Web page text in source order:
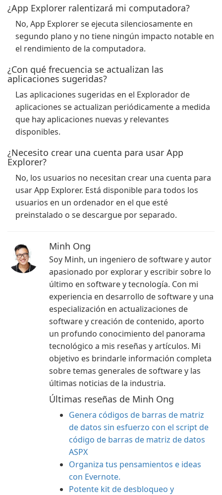
¿App Explorer ralentizará mi computadora?
No, App Explorer se ejecuta silenciosamente en
segundo plano y no tiene ningún impacto notable en
el rendimiento de la computadora.
¿Con qué frecuencia se actualizan las
aplicaciones sugeridas?
Las aplicaciones sugeridas en el Explorador de
aplicaciones se actualizan periódicamente a medida
que hay aplicaciones nuevas y relevantes
disponibles.
¿Necesito crear una cuenta para usar App
Explorer?
No, los usuarios no necesitan crear una cuenta para
usar App Explorer. Está disponible para todos los
usuarios en un ordenador en el que esté
preinstalado o se descargue por separado.
Minh Ong
Soy Minh, un ingeniero de software y autor
apasionado por explorar y escribir sobre lo
último en software y tecnología. Con mi
experiencia en desarrollo de software y una
especialización en actualizaciones de
software y creación de contenido, aporto
un profundo conocimiento del panorama
tecnológico a mis reseñas y artículos. Mi
objetivo es brindarle información completa
sobre temas generales de software y las
últimas noticias de la industria.
Últimas reseñas de Minh Ong
Genera códigos de barras de matriz
de datos sin esfuerzo con el script de
código de barras de matriz de datos
ASPX
Organiza tus pensamientos e ideas
con Evernote.
Potente kit de desbloqueo y